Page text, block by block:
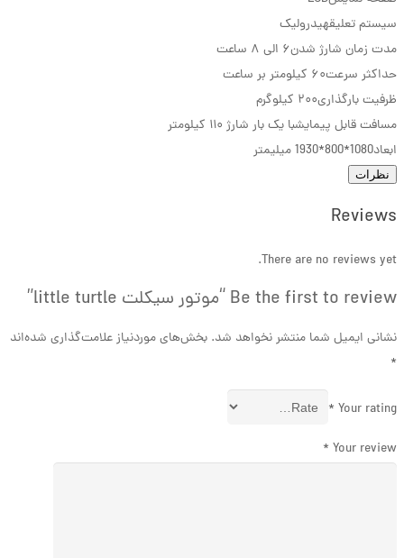
سیستم تعلیقهیدرولیک
مدت زمان شارژ شدن۶ الی ۸ ساعت
حداکثر سرعت۶۰ کیلومتر بر ساعت
ظرفیت بارگذاری۲۰۰ کیلوگرم
مسافت قابل پیمایشبا یک بار شارژ ۱۱۰ کیلومتر
ابعاد1080*800*1930 میلیمتر
نظرات
Reviews
There are no reviews yet.
Be the first to review “موتور سیکلت little turtle”
نشانی ایمیل شما منتشر نخواهد شد. بخش‌های موردنیاز علامت‌گذاری شده‌اند
*
Your rating
*
Your review
*